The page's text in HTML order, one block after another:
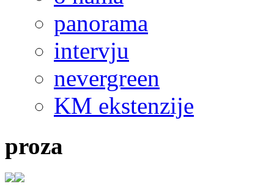
panorama
intervju
nevergreen
KM ekstenzije
proza